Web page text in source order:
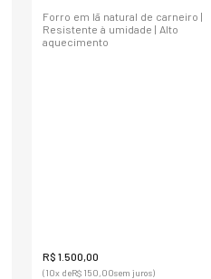
Forro em lã natural de carneiro |
Resistente à umidade | Alto
aquecimento
R$ 1 500 00
(10x deR$ 150,00sem juros)